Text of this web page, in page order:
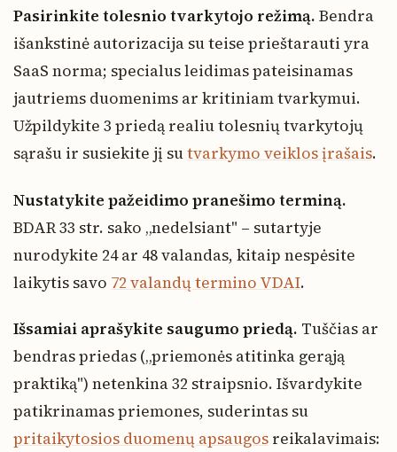
Pasirinkite tolesnio tvarkytojo režimą. Bendra
išankstinė autorizacija su teise prieštarauti yra
SaaS norma; specialus leidimas pateisinamas
jautriems duomenims ar kritiniam tvarkymui.
Užpildykite 3 priedą realiu tolesnių tvarkytojų
sąrašu ir susiekite jį sutvarkymo veiklos įrašais.
Nustatykite pažeidimo pranešimo terminą.
BDAR 33 str. sako „nedelsiant" – sutartyje
nurodykite 24 ar 48 valandas, kitaip nespėsite
laikytis savo 72 valandų termino VDAI.
Išsamiai aprašykite saugumo priedą. Tuščias ar
bendras priedas („priemonės atitinka gerąją
praktiką") netenkina 32 straipsnio. Išvardykite
patikrinamas priemones, suderintas su
pritaikytosios duomenų apsaugos reikalavimais: